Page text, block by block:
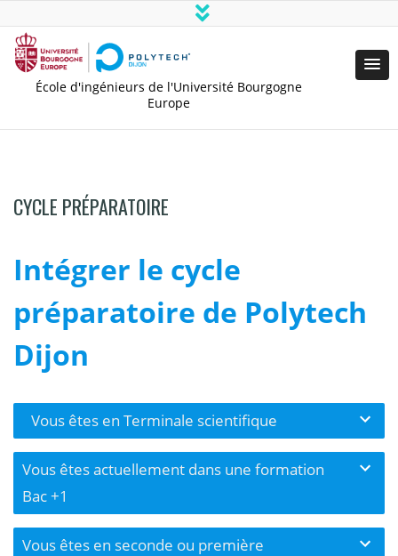
École d'ingénieurs de l'Université Bourgogne
Europe
CYCLE PRÉPARATOIRE
Intégrer le cycle
préparatoire de Polytech
Dijon
Vous êtes en Terminale scientifique
Vous êtes actuellement dans une formation
Bac +1
Vous êtes en seconde ou première